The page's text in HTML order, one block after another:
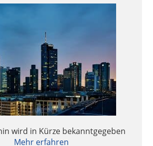
wird in Kürze bekanntgegeben
Mehr erfahren